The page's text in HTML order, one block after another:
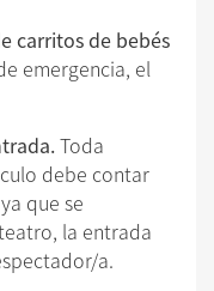
carritos de bebés
emergencia, el
Toda
debe contar
que se
la entrada
a.